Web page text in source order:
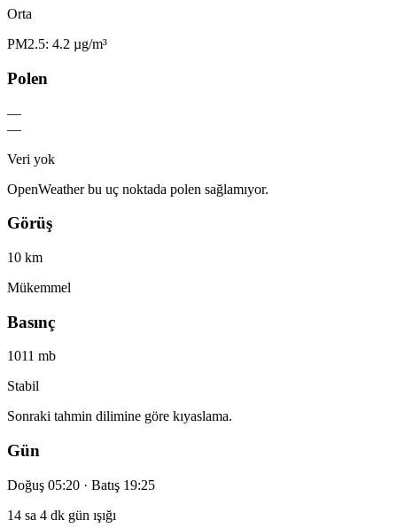
Orta
PM2.5: 4.2 µg/m³
Polen
—
—
Veri yok
OpenWeather bu uç noktada polen sağlamıyor.
Görüş
10 km
Mükemmel
Basınç
1011 mb
Stabil
Sonraki tahmin dilimine göre kıyaslama.
Gün
Doğuş 05:20 · Batış 19:25
14 sa 4 dk gün ışığı